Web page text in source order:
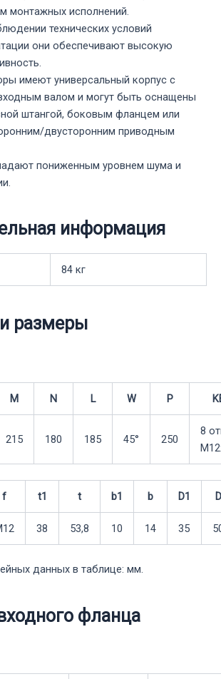
монтажных исполнений.
технических условий
они обеспечивают высокую
имеют универсальный корпус с
валом и могут быть оснащены
штангой, боковым фланцем или
двусторонним приводным
пониженным уровнем шума и
информация
84 кг
размеры
M N L W P
215 180 185 45° 250
8
f t1 t b1 b D1 D
38 53,8 10 14 35
данных в таблице: мм.
фланца